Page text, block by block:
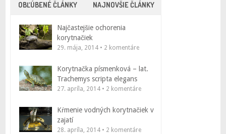
OBĽÚBENÉ ČLÁNKY NAJNOVŠIE ČLÁNKY
Najčastejšie ochorenia
korytnačiek
29. mája, 2014 • 2 komentáre
Korytnačka písmenková – lat.
Trachemys scripta elegans
27. apríla, 2014 • 2 komentáre
Kŕmenie vodných korytnačiek v
zajatí
28. apríla, 2014 • 2 komentáre